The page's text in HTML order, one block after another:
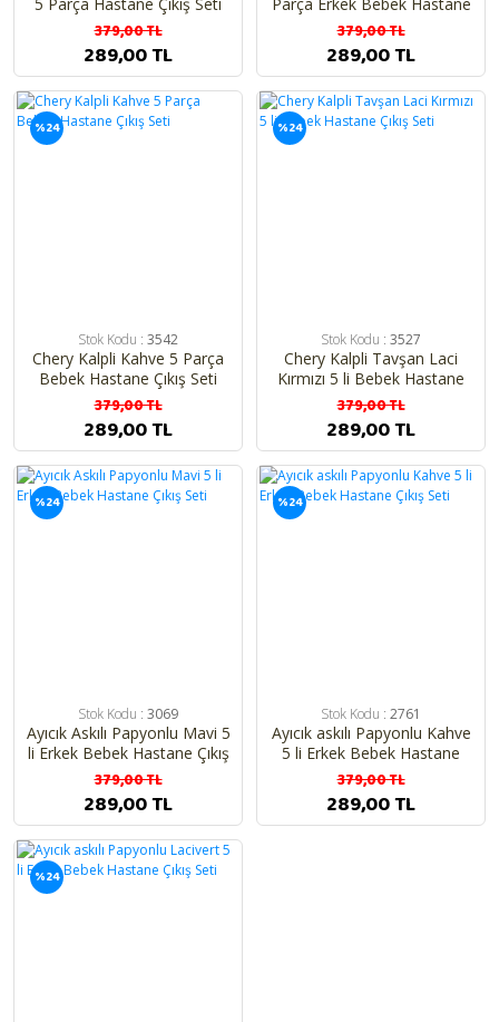
379,00 TL
289,00 TL
Çıkış Seti
379,00 TL
289,00 TL
%24
Stok Kodu : 3542
Chery Kalpli Kahve 5 Parça
Bebek Hastane Çıkış Seti
379,00 TL
289,00 TL
%24
Stok Kodu : 3527
Chery Kalpli Tavşan Laci
Kırmızı 5 li Bebek Hastane
Çıkış Seti
379,00 TL
289,00 TL
%24
Stok Kodu : 3069
Ayıcık Askılı Papyonlu Mavi 5
li Erkek Bebek Hastane Çıkış
Seti
379,00 TL
289,00 TL
%24
Stok Kodu : 2761
Ayıcık askılı Papyonlu Kahve
5 li Erkek Bebek Hastane
Çıkış Seti
379,00 TL
289,00 TL
%24